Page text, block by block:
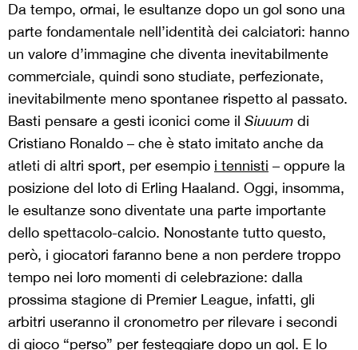
Da tempo, ormai, le esultanze dopo un gol sono una
parte fondamentale nell’identità dei calciatori: hanno
un valore d’immagine che diventa inevitabilmente
commerciale, quindi sono studiate, perfezionate,
inevitabilmente meno spontanee rispetto al passato.
Basti pensare a gesti iconici come il Siuuum di
Cristiano Ronaldo – che è stato imitato anche da
atleti di altri sport, per esempio i tennisti – oppure la
posizione del loto di Erling Haaland. Oggi, insomma,
le esultanze sono diventate una parte importante
dello spettacolo-calcio. Nonostante tutto questo,
però, i giocatori faranno bene a non perdere troppo
tempo nei loro momenti di celebrazione: dalla
prossima stagione di Premier League, infatti, gli
arbitri useranno il cronometro per rilevare i secondi
di gioco “perso” per festeggiare dopo un gol. E lo